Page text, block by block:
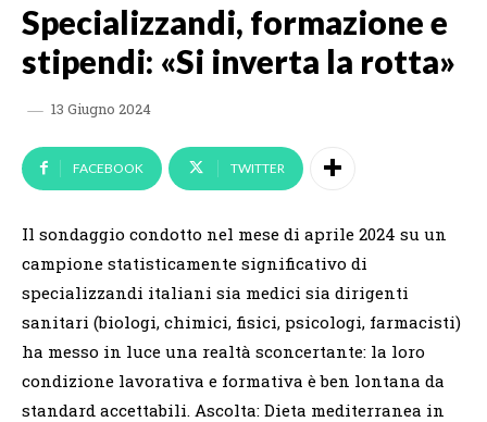
Specializzandi, formazione e
stipendi: «Si inverta la rotta»
13 Giugno 2024
FACEBOOK TWITTER
Il sondaggio condotto nel mese di aprile 2024 su un
campione statisticamente significativo di
specializzandi italiani sia medici sia dirigenti
sanitari (biologi, chimici, fisici, psicologi, farmacisti)
ha messo in luce una realtà sconcertante: la loro
condizione lavorativa e formativa è ben lontana da
standard accettabili. Ascolta: Dieta mediterranea in